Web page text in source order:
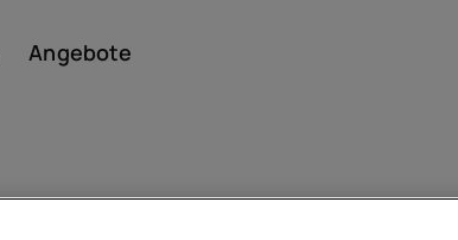
Angebote